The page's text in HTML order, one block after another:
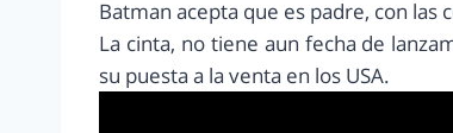
Batman acepta que es padre, con las
La cinta, no tiene aun fecha de
su puesta a la venta en los USA.